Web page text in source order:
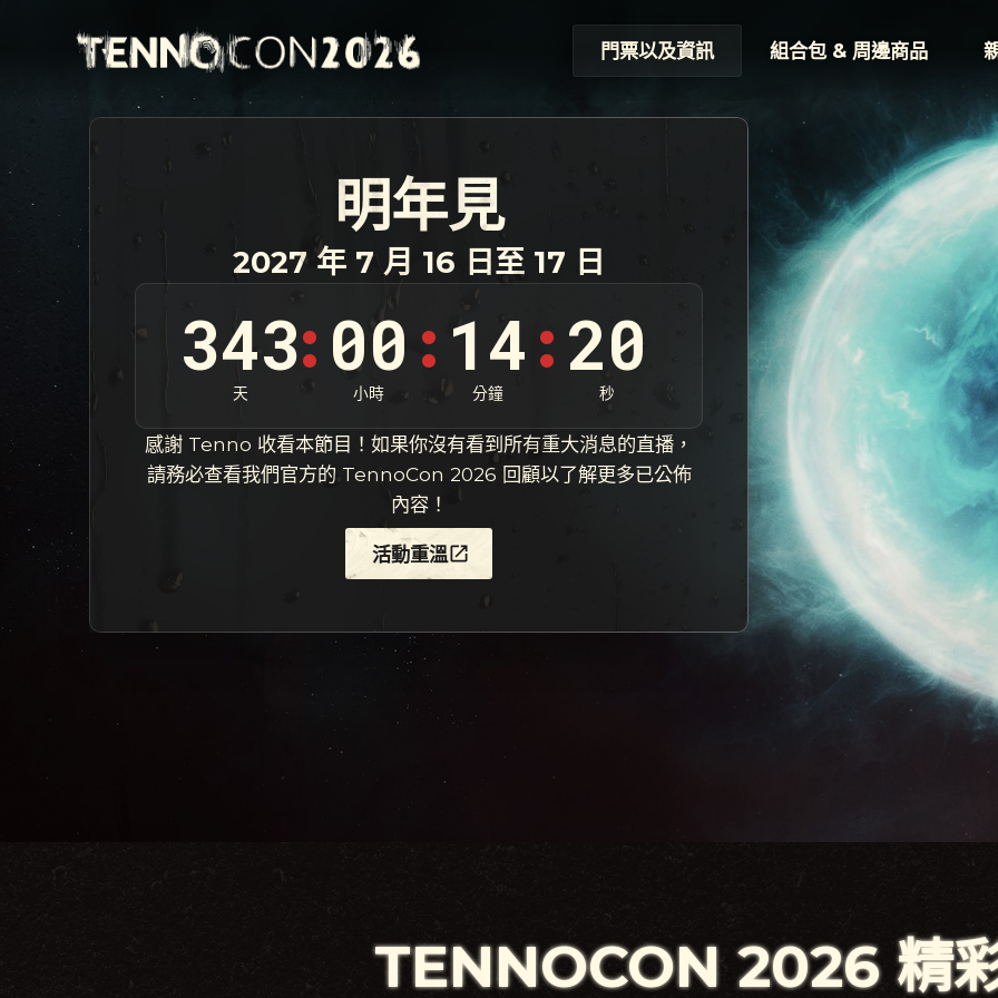
門票以及資訊 組合包 & 周邊商品
明年見
2027 年 7 月 16 日至 17 日
343
天
: 00
小時
: 14
分鐘
:17
秒
感謝 Tenno 收看本節目！如果你沒有看到所有重大消息的直播，
請務必查看我們官方的 TennoCon 2026 回顧以了解更多已公佈
內容！
活動重溫
TENNOCON 2026 精